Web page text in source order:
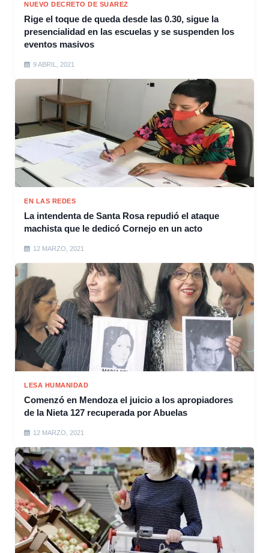
NUEVO DECRETO DE SUAREZ
Rige el toque de queda desde las 0.30, sigue la
presencialidad en las escuelas y se suspenden los
eventos masivos
9 ABRIL, 2021
EN LAS REDES
La intendenta de Santa Rosa repudió el ataque
machista que le dedicó Cornejo en un acto
12 MARZO, 2021
LESA HUMANIDAD
Comenzó en Mendoza el juicio a los apropiadores
de la Nieta 127 recuperada por Abuelas
12 MARZO, 2021